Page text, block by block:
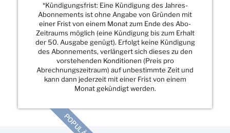
*Kündigungsfrist: Eine Kündigung des Jahres-
Abonnements ist ohne Angabe von Gründen mit
einer Frist von einem Monat zum Ende des Abo-
Zeitraums möglich (eine Kündigung bis zum Erhalt
der 50. Ausgabe genügt). Erfolgt keine Kündigung
des Abonnements, verlängert sich dieses zu den
vorstehenden Konditionen (Preis pro
Abrechnungszeitraum) auf unbestimmte Zeit und
kann dann jederzeit mit einer Frist von einem
Monat gekündigt werden.
POPULÄR